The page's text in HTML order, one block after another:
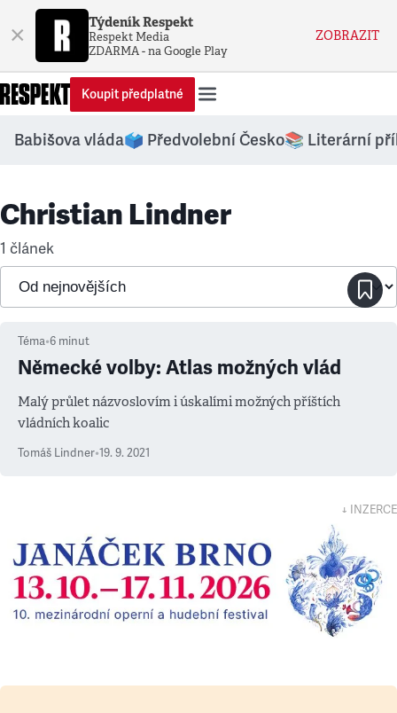
× Týdeník Respekt
Respekt Media
ZDARMA - na Google Play
ZOBRAZIT
Koupit předplatné
Babišova vláda🗳️ Předvolební Česko📚 Literární
Christian Lindner
1 článek
Téma•6 minut
Německé volby: Atlas možných vlád
Malý průlet názvoslovím i úskalími možných příštích
vládních koalic
Tomáš Lindner•19. 9. 2021
↓ INZERCE